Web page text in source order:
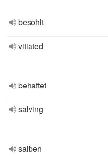
besohlt
vitiated
behaftet
salving
salben